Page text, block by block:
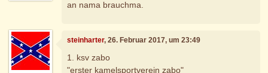
an nama brauchma.
steinharter, 26. Februar 2017, um 23:49
1. ksv zabo
"erster kamelsportverein zabo"